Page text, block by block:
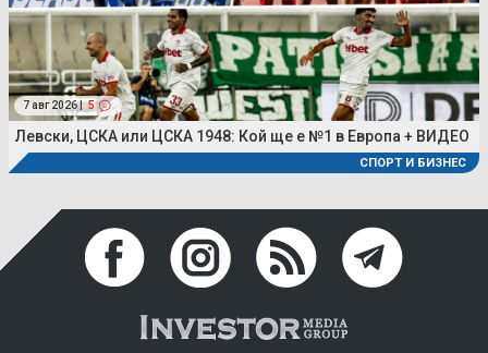
7 авг 2026 | 5
Левски, ЦСКА или ЦСКА 1948: Кой ще е №1 в Европа + ВИДЕО
СПОРТ И БИЗНЕС